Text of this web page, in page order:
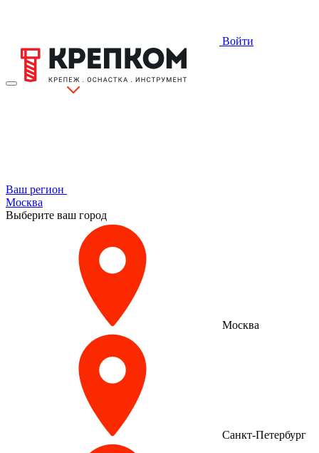
Войти
Ваш регион
Москва
Выберите ваш город
Москва
Санкт-Петербург